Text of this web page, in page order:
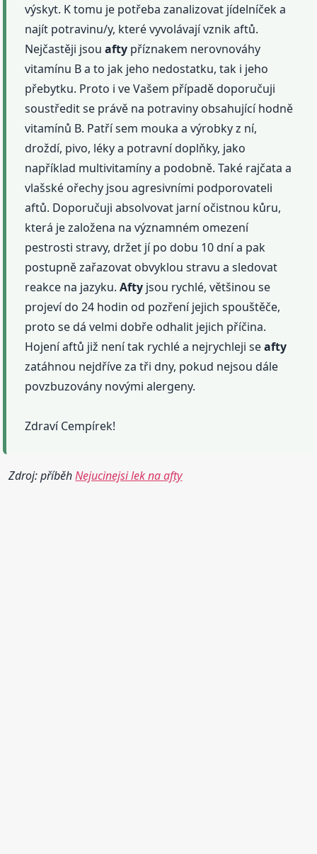
výskyt. K tomu je potřeba zanalizovat jídelníček a
najít potravinu/y, které vyvolávají vznik aftů.
Nejčastěji jsouafty příznakem nerovnováhy
vitamínu B a to jak jeho nedostatku, tak i jeho
přebytku. Proto i ve Vašem případě doporučuji
soustředit se právě na potraviny obsahující hodně
vitamínů B. Patří sem mouka a výrobky z ní,
droždí, pivo, léky a potravní doplňky, jako
například multivitamíny a podobně. Také rajčata a
vlašské ořechy jsou agresivními podporovateli
aftů. Doporučuji absolvovat jarní očistnou kůru,
která je založena na významném omezení
pestrosti stravy, držet jí po dobu 10 dní a pak
postupně zařazovat obvyklou stravu a sledovat
reakce na jazyku.Afty jsou rychlé, většinou se
projeví do 24 hodin od pozření jejich spouštěče,
proto se dá velmi dobře odhalit jejich příčina.
Hojení aftů již není tak rychlé a nejrychleji seafty
zatáhnou nejdříve za tři dny, pokud nejsou dále
povzbuzovány novými alergeny.
Zdraví Cempírek!
Zdroj: příběhNejucinejsi lek na afty